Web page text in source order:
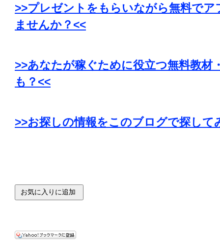
>>プレゼントをもらいながら無料で
ませんか？<<
>>あなたが稼ぐために役立つ無料教材
も？<<
>>お探しの情報をこのブログで探して